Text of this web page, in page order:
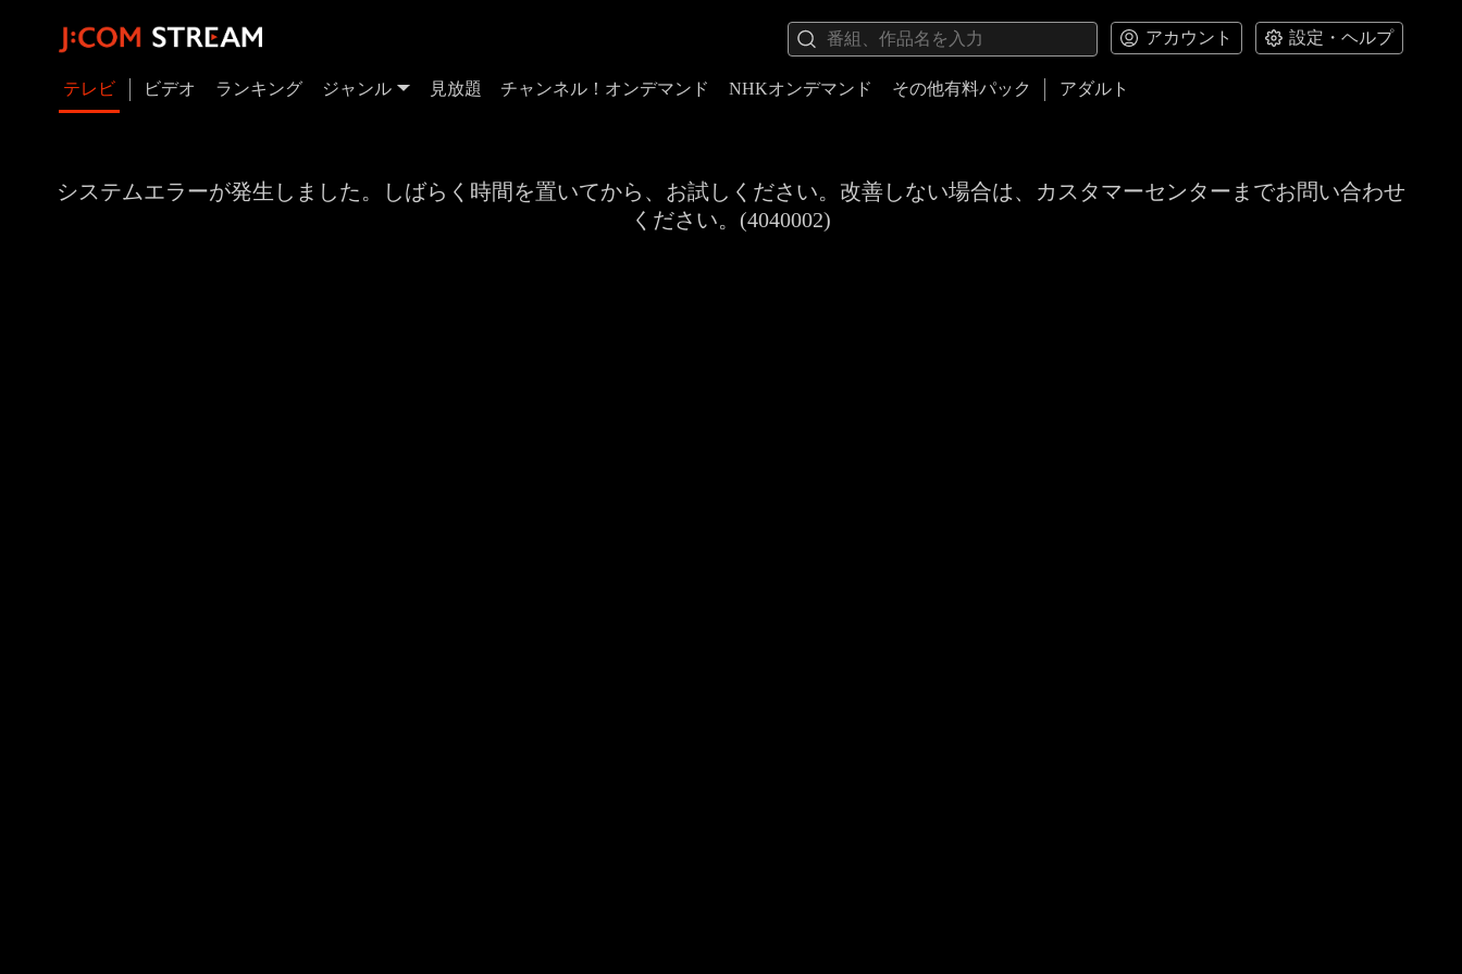
アカウント 設定・ヘルプ
テレビ ビデオ ランキング ジャンル 見放題 チャンネル！オンデマンド NHKオンデマンド その他有料パック アダルト
システムエラーが発生しました。しばらく時間を置いてから、お試しください。改善しない場合は、カスタマーセンターまでお問い合わせ
ください。(4040002)